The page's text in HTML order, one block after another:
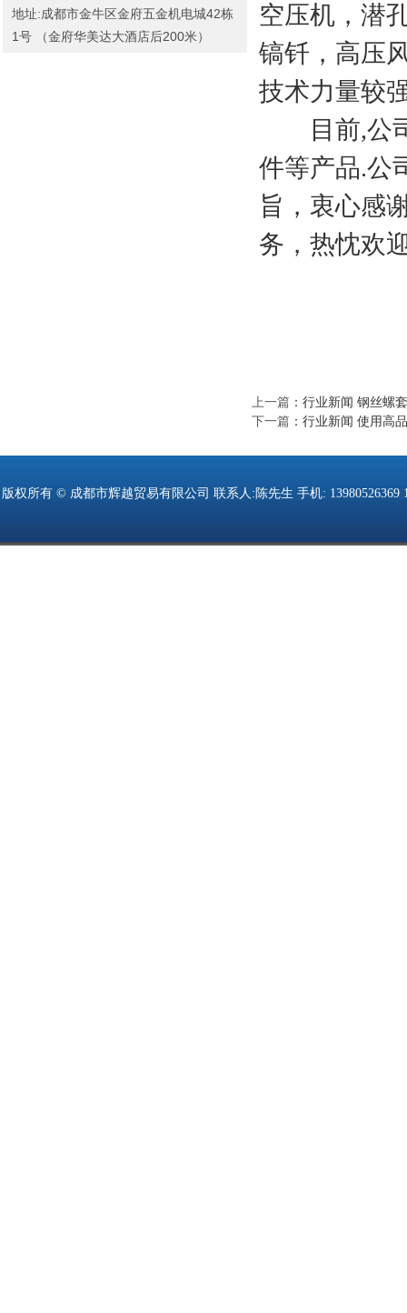
地址:成都市金牛区金府五金机电城42栋
1号 （金府华美达大酒店后200米）
空压机，潜
镐钎，高压
技术力量较
目前,公司
件等产品.公
旨，衷心感
务，热忱欢
上一篇 ： 行业新闻 钢丝螺
下一篇 ： 行业新闻 使用高
版权所有 © 成都市辉越贸易有限公司 联系人:陈先生 手机: 13980526369